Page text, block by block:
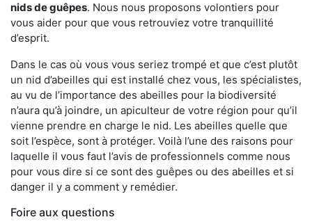
nids de guêpes. Nous nous proposons volontiers pour
vous aider pour que vous retrouviez votre tranquillité
d’esprit.
Dans le cas où vous vous seriez trompé et que c’est plutôt
un nid d’abeilles qui est installé chez vous, les spécialistes,
au vu de l’importance des abeilles pour la biodiversité
n’aura qu’à joindre, un apiculteur de votre région pour qu’il
vienne prendre en charge le nid. Les abeilles quelle que
soit l’espèce, sont à protéger. Voilà l’une des raisons pour
laquelle il vous faut l’avis de professionnels comme nous
pour vous dire si ce sont des guêpes ou des abeilles et si
danger il y a comment y remédier.
Foire aux questions